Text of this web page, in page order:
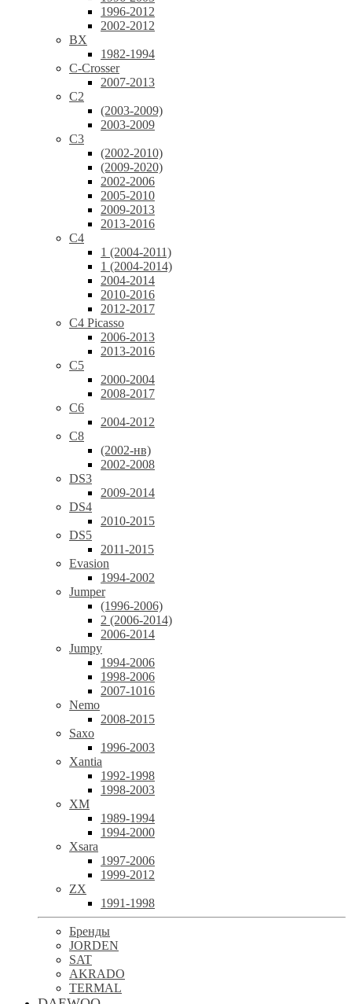
1996-2012
2002-2012
BX
1982-1994
C-Crosser
2007-2013
C2
(2003-2009)
2003-2009
C3
(2002-2010)
(2009-2020)
2002-2006
2005-2010
2009-2013
2013-2016
C4
1 (2004-2011)
1 (2004-2014)
2004-2014
2010-2016
2012-2017
C4 Picasso
2006-2013
2013-2016
C5
2000-2004
2008-2017
C6
2004-2012
C8
(2002-нв)
2002-2008
DS3
2009-2014
DS4
2010-2015
DS5
2011-2015
Evasion
1994-2002
Jumper
(1996-2006)
2 (2006-2014)
2006-2014
Jumpy
1994-2006
1998-2006
2007-1016
Nemo
2008-2015
Saxo
1996-2003
Xantia
1992-1998
1998-2003
XM
1989-1994
1994-2000
Xsara
1997-2006
1999-2012
ZX
1991-1998
Бренды
JORDEN
SAT
AKRADO
TERMAL